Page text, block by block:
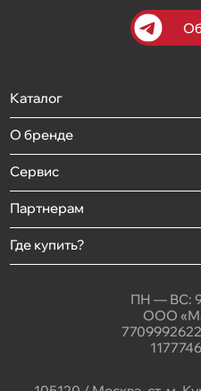
Каталог
О бренде
Сервис
Партнерам
Где купить?
ПН — ВС:
ООО